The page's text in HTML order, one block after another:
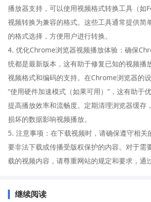
播放器支持，可以使用视频格式转换工具（如
视频转换为兼容的格式。这些工具通常提供简
的格式选择，方便用户进行转换。
4. 优化Chrome浏览器视频播放体验：确保
统都是最新版本，这有助于修复已知的视频播
视频格式和编码的支持。在Chrome浏览器的
“使用硬件加速模式（如果可用）”，这有助于
提高播放效率和流畅度。定期清理浏览器缓存
损坏的数据影响视频播放。
5. 注意事项：在下载视频时，请确保遵守相关
要非法下载或传播受版权保护的内容。对于需
载的视频内容，请尊重网站的规定和要求，通
继续阅读